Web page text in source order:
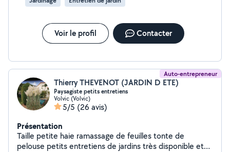
Voir le profil Contacter
Auto-entrepreneur
Thierry THEVENOT (JARDIN D ETE)
Paysagiste petits entretiens
Volvic (Volvic)
5/5 (26 avis)
Présentation
Taille petite haie ramassage de feuilles tonte de
pelouse petits entretiens de jardins très disponible et